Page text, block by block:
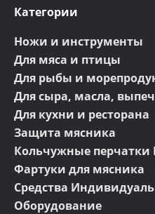
Категории
Ножи и инструменты
Для мяса и птицы
Для рыбы и
Для сыра, масла,
Для кухни и ресторана
Защита мясника
Кольчужные перчатки
Фартуки для мясника
Средства
Оборудование